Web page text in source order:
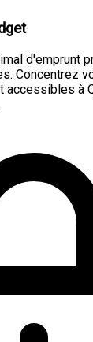
d'emprunt
Concentrez
à